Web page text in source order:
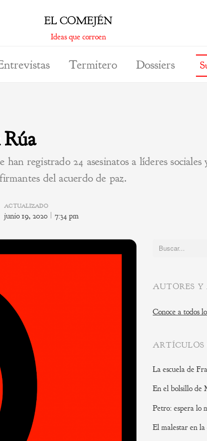
EL COMEJÉN
Ideas que corroen
Termitero Dossiers
registrado 24 asesinatos a líderes sociales
del acuerdo de paz.
ACTUALIZADO
junio 19, 2020 7:34 pm
Buscar:
AUTORES Y
Conoce a todos
ARTÍCULOS
La escuela de
En el bolsillo de
Petro: espera lo
El malestar en la